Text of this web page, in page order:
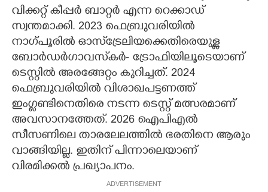
വിക്കറ്റ് കീപ്പർ ബാറ്റർ എന്ന റെക്കാഡ്
സ്വന്തമാക്കി. 2023 ഫെബ്രുവരിയിൽ
നാഗ്പൂരിൽ ഓസ്‌ട്രേലിയക്കെതിരെയുള്ള
ബോർഡർഗാവസ്‌കർ- ട്രോഫിയിലൂടെയാണ്
ടെസ്റ്റിൽ അരങ്ങേറ്റം കുറിച്ചത്. 2024
ഫെബ്രുവരിയിൽ വിശാഖപട്ടണത്ത്
ഇംഗ്ലണ്ടിനെതിരെ നടന്ന ടെസ്റ്റ് മത്സരമാണ്
അവസാനത്തേത്. 2026 ഐപിഎൽ
സീസണിലെ താരലേലത്തിൽ ഭരതിനെ ആരും
വാങ്ങിയില്ല. ഇതിന് പിന്നാലെയാണ്
വിരമിക്കൽ പ്രഖ്യാപനം.
ADVERTISEMENT